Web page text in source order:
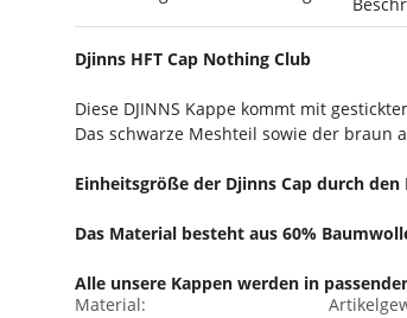
Djinns HFT Cap Nothing Club
Diese DJINNS Kappe kommt mit
Das schwarze Meshteil sowie der braun
Einheitsgröße der Djinns Cap durch
Das Material besteht aus 60%
Alle unsere Kappen werden in
Material: